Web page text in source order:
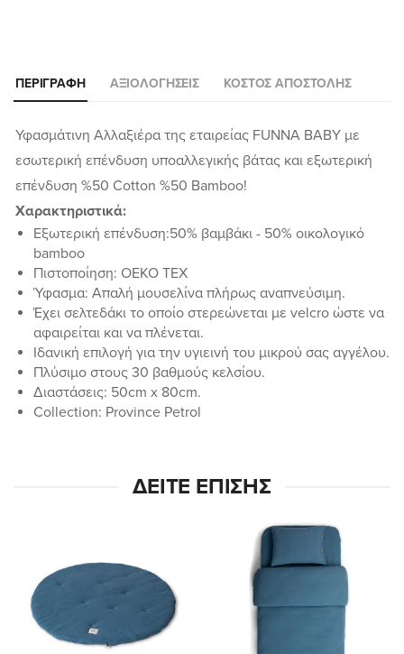
ΠΕΡΙΓΡΑΦΉ ΑΞΙΟΛΟΓΉΣΕΙΣ ΚΌΣΤΟΣ ΑΠΟΣΤΟΛΉΣ
Υφασμάτινη Αλλαξιέρα της εταιρείας FUNNA BABY με
εσωτερική επένδυση υποαλλεγικής βάτας και εξωτερική
επένδυση %50 Cotton %50 Bamboo!
Χαρακτηριστικά:
Εξωτερική επένδυση:50% βαμβάκι - 50% οικολογικό
bamboo
Πιστοποίηση: OEKO TEX
Ύφασμα: Απαλή μουσελίνα πλήρως αναπνεύσιμη.
Έχει σελτεδάκι το οποίο στερεώνεται με velcro ώστε να
αφαιρείται και να πλένεται.
Ιδανική επιλογή για την υγιεινή του μικρού σας αγγέλου.
Πλύσιμο στους 30 βαθμούς κελσίου.
Διαστάσεις: 50cm x 80cm.
Collection: Province Petrol
ΔΕΊΤΕ ΕΠΊΣΗΣ